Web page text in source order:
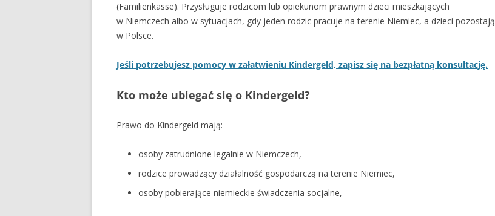
(Familienkasse). Przysługuje rodzicom lub opiekunom prawnym dzieci mieszkających
w Niemczech albo w sytuacjach, gdy jeden rodzic pracuje na terenie Niemiec, a dzieci pozostają
w Polsce.
Jeśli potrzebujesz pomocy w załatwieniu Kindergeld, zapisz się na bezpłatną konsultację.
Kto może ubiegać się o Kindergeld?
Prawo do Kindergeld mają:
osoby zatrudnione legalnie w Niemczech,
rodzice prowadzący działalność gospodarczą na terenie Niemiec,
osoby pobierające niemieckie świadczenia socjalne,